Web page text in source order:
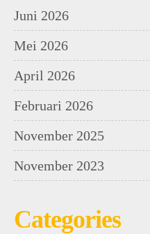
Juni 2026
Mei 2026
April 2026
Februari 2026
November 2025
November 2023
Categories